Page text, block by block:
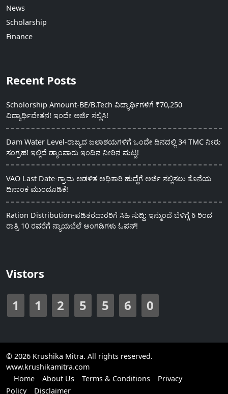
News
Scholarship
Finance
Recent Posts
Scholorship Amount-BE/B.Tech ವಿದ್ಯಾರ್ಥಿಗಳಿಗೆ ₹70,250
ವಿದ್ಯಾರ್ಥಿವೇತನ! ಇಂದೇ ಅರ್ಜಿ ಸಲ್ಲಿಸಿ!
Dam Water Level-ರಾಜ್ಯದ ಜಲಾಶಯಗಳಿಗೆ ಒಂದೇ ದಿನದಲ್ಲಿ 34 TMC ನೀರು
ಸಂಗ್ರಹ! ಇಲ್ಲಿದೆ ಡ್ಯಾಂವಾರು ಇಂದಿನ ನೀರಿನ ಮಟ್ಟ!
VAO Last Date-ಗ್ರಾಮ ಆಡಳಿತ ಅಧಿಕಾರಿ ಹುದ್ದೆಗೆ ಅರ್ಜಿ ಸಲ್ಲಿಸಲು ಕೊನೆಯ
ದಿನಾಂಕ ಮುಂದೂಡಿಕೆ!
Ration Distribution-ಪಡಿತರದಾರರಿಗೆ ಸಿಹಿ ಸುದ್ದಿ: ಇನ್ಮುಂದೆ ಬೆಳಿಗ್ಗೆ 6 ರಿಂದ
ರಾತ್ರಿ 10 ರವರೆಗೆ ನ್ಯಾಯಬೆಲೆ ಅಂಗಡಿಗಳು ಓಪನ್!
Vistors
1 1 2 5 5 6 0
© 2026 Krushika Mitra. All rights reserved.
www.krushikamitra.com
Home
About Us Terms & Conditions
Privacy
Policy
Disclaimer